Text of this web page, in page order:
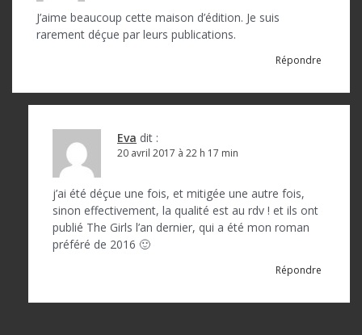
J’aime beaucoup cette maison d’édition. Je suis
rarement déçue par leurs publications.
Répondre
Eva dit :
20 avril 2017 à 22 h 17 min
j’ai été déçue une fois, et mitigée une autre fois,
sinon effectivement, la qualité est au rdv ! et ils ont
publié The Girls l’an dernier, qui a été mon roman
préféré de 2016 🙂
Répondre